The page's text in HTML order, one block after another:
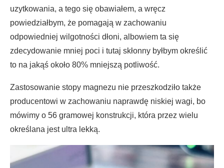
uzytkowania, a tego się obawiałem, a wręcz
powiedziałbym, że pomagają w zachowaniu
odpowiedniej wilgotności dłoni, albowiem ta się
zdecydowanie mniej poci i tutaj skłonny byłbym określić
to na jakąś około 80% mniejszą potliwość.
Zastosowanie stopy magnezu nie przeszkodziło także
producentowi w zachowaniu naprawdę niskiej wagi, bo
mówimy o 56 gramowej konstrukcji, która przez wielu
określana jest ultra lekką.